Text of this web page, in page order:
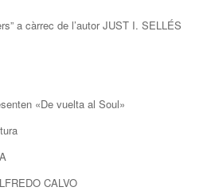
a càrrec de l’autor JUST I. SELLÉS
«De vuelta al Soul»
CALVO